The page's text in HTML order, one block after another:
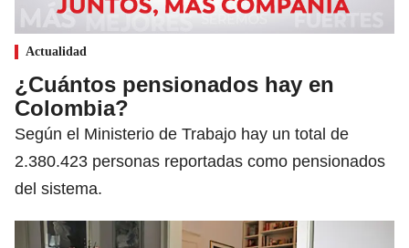
Actualidad
¿Cuántos pensionados hay en
Colombia?
Según el Ministerio de Trabajo hay un total de
2.380.423 personas reportadas como pensionados
del sistema.